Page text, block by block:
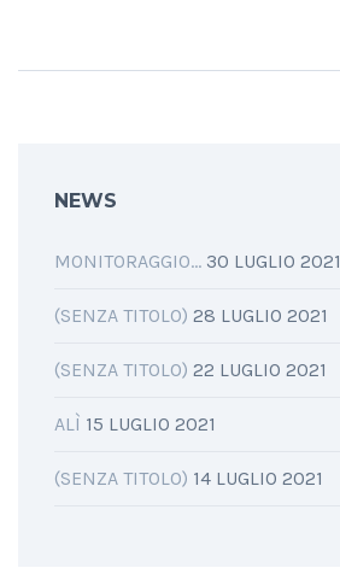
apre in
NEWS
MONITORAGGIO… 30 LUGLIO 2021
(SENZA TITOLO) 28 LUGLIO 2021
(SENZA TITOLO) 22 LUGLIO 2021
ALÌ 15 LUGLIO 2021
(SENZA TITOLO) 14 LUGLIO 2021